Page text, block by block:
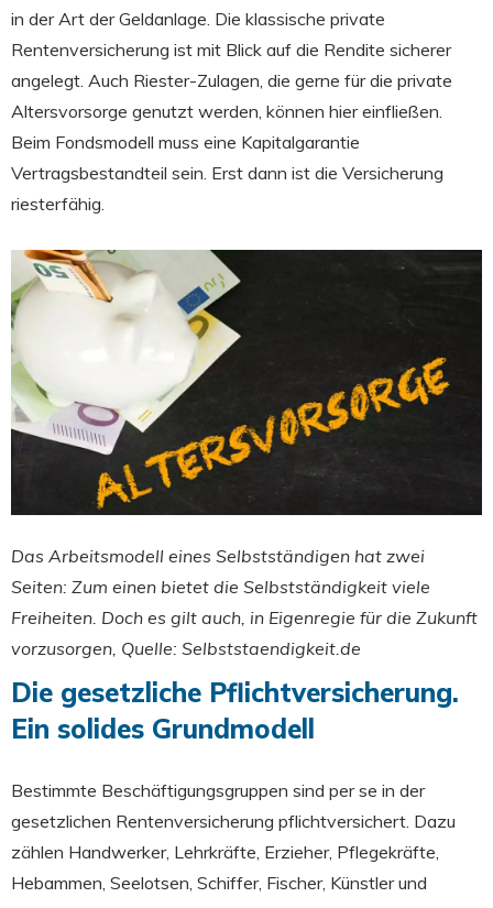
in der Art der Geldanlage. Die klassische private
Rentenversicherung ist mit Blick auf die Rendite sicherer
angelegt. Auch Riester-Zulagen, die gerne für die private
Altersvorsorge genutzt werden, können hier einfließen.
Beim Fondsmodell muss eine Kapitalgarantie
Vertragsbestandteil sein. Erst dann ist die Versicherung
riesterfähig.
Das Arbeitsmodell eines Selbstständigen hat zwei
Seiten: Zum einen bietet die Selbstständigkeit viele
Freiheiten. Doch es gilt auch, in Eigenregie für die Zukunft
vorzusorgen, Quelle: Selbststaendigkeit.de
Die gesetzliche Pflichtversicherung.
Ein solides Grundmodell
Bestimmte Beschäftigungsgruppen sind per se in der
gesetzlichen Rentenversicherung pflichtversichert. Dazu
zählen Handwerker, Lehrkräfte, Erzieher, Pflegekräfte,
Hebammen, Seelotsen, Schiffer, Fischer, Künstler und